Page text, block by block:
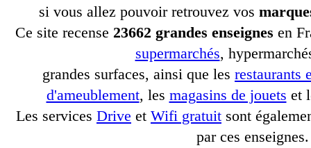
si vous allez pouvoir retrouvez vos
Ce site recense 23662 grandes enseignes en
supermarchés,
grandes surfaces, ainsi que les restaurants
d'ameublement, les magasins de jouets et
Les services Drive et Wifi gratuit sont
par ces enseignes.